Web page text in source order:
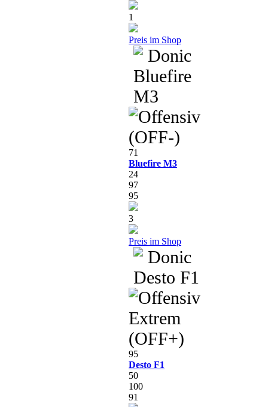
1
Preis im Shop
71
Bluefire M3
24
97
95
3
Preis im Shop
95
Desto F1
50
100
91